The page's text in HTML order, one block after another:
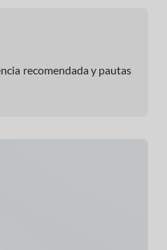
recomendada y pautas